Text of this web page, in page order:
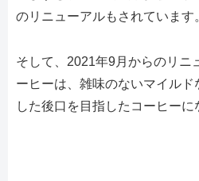
のリニューアルもされています
そして、2021年9月からのリニ
ーヒーは、雑味のないマイルド
した後口を目指したコーヒーに